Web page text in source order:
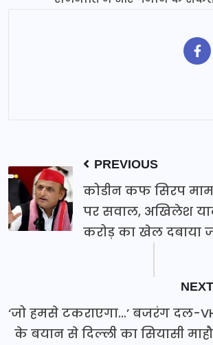
PREVIOUS
कोडीन कफ सिरप
पर सवाल, अखिलेश
करोड़ का खेल दबाया
NEXT
‘जो हमसे टकराएगा…’ बजरंग दल-
के बयान से दिल्ली का सियासी